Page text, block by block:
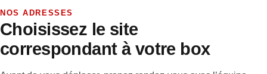
NOS ADRESSES
Choisissez le site
correspondant à votre box